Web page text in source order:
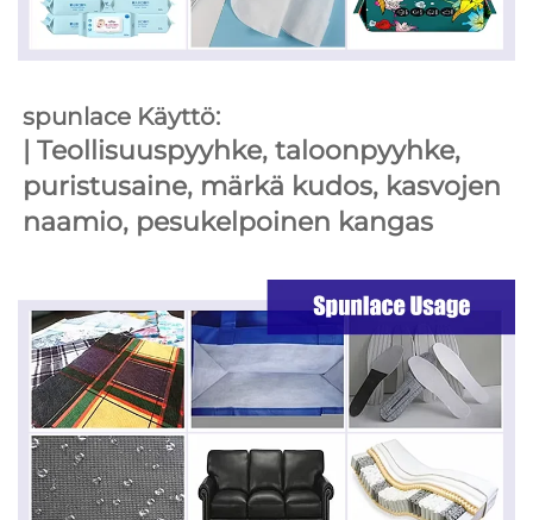
spunlace Käyttö:
| Teollisuuspyyhke, taloonpyyhke,
puristusaine, märkä kudos, kasvojen
naamio, pesukelpoinen kangas